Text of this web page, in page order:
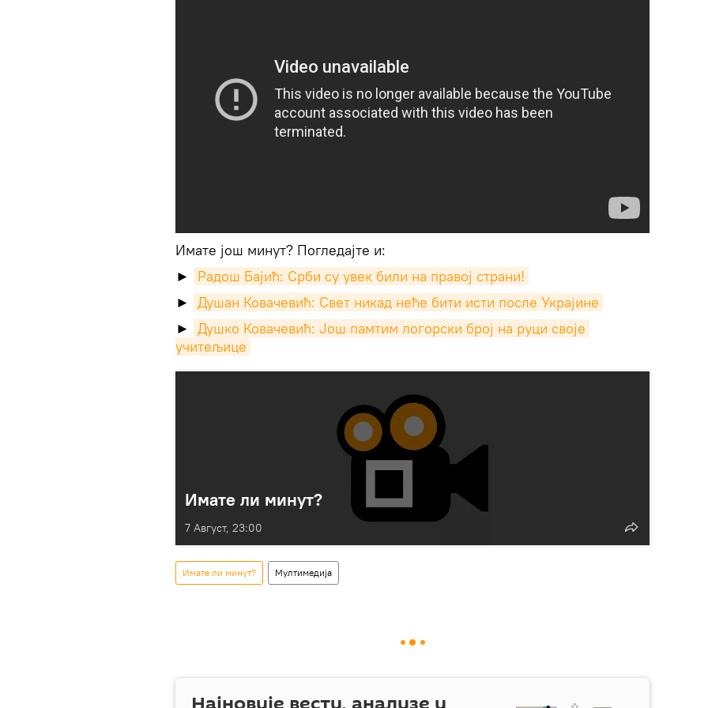
Имате још минут? Погледајте и:
►
Радош Бајић: Срби су увек били на правој страни!
►
Душан Ковачевић: Свет никад неће бити исти после Украјине
►
Душко Ковачевић: Још памтим логорски број на руци своје
учитељице
Имате ли минут?
7 Август, 23:00
Имате ли минут? Мултимедија